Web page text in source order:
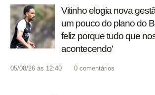
Vitinho elogia nova
um pouco do plano do
feliz porque tudo que
acontecendo'
05/08/26 às 12:40 0 comentários